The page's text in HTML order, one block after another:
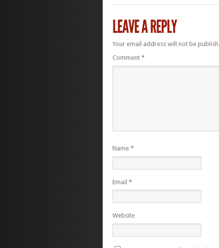
Your email address will not be
Comment *
Name *
Email *
Website